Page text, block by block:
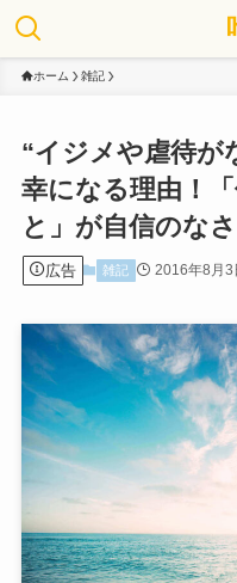
ホーム 雑記
“イジメや虐待が
幸になる理由！
と」が自信のな
広告 雑記 2016年8月3